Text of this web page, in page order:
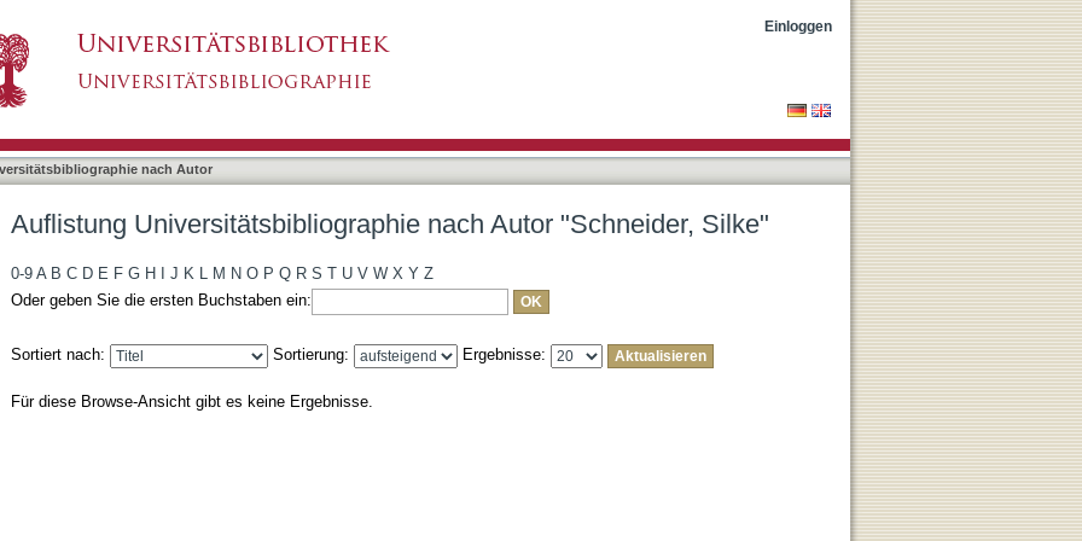
Einloggen
nach Autor
Auflistung Universitätsbibliographie nach Autor "Schneider, Silke"
0-9 A B C D E F G H J K L M N O P Q R S T U V W X Y Z
Oder geben Sie die ersten Buchstaben ein:
Sortiert nach: Sortierung: Ergebnisse:
Für diese Browse-Ansicht gibt es keine Ergebnisse.